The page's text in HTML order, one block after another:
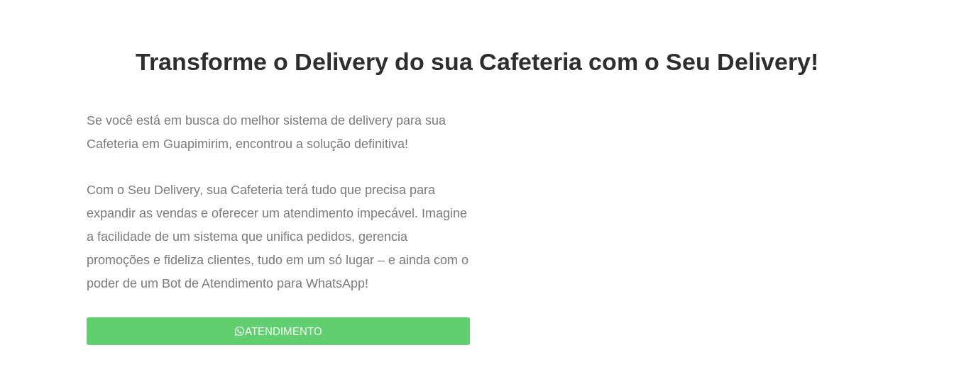
Transforme o Delivery do sua Cafeteria com o Seu Delivery!
Se você está em busca do melhor sistema de delivery para sua
Cafeteria em Guapimirim, encontrou a solução definitiva!
Com o Seu Delivery, sua Cafeteria terá tudo que precisa para
expandir as vendas e oferecer um atendimento impecável. Imagine
a facilidade de um sistema que unifica pedidos, gerencia
promoções e fideliza clientes, tudo em um só lugar – e ainda com o
poder de um Bot de Atendimento para WhatsApp!
ATENDIMENTO